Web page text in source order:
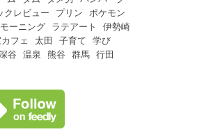
クレビュー プリン
ポケモン
モーニング ラテアート
伊勢崎
フェ 太田 子育て
学び
谷 温泉 熊谷 群馬 行田